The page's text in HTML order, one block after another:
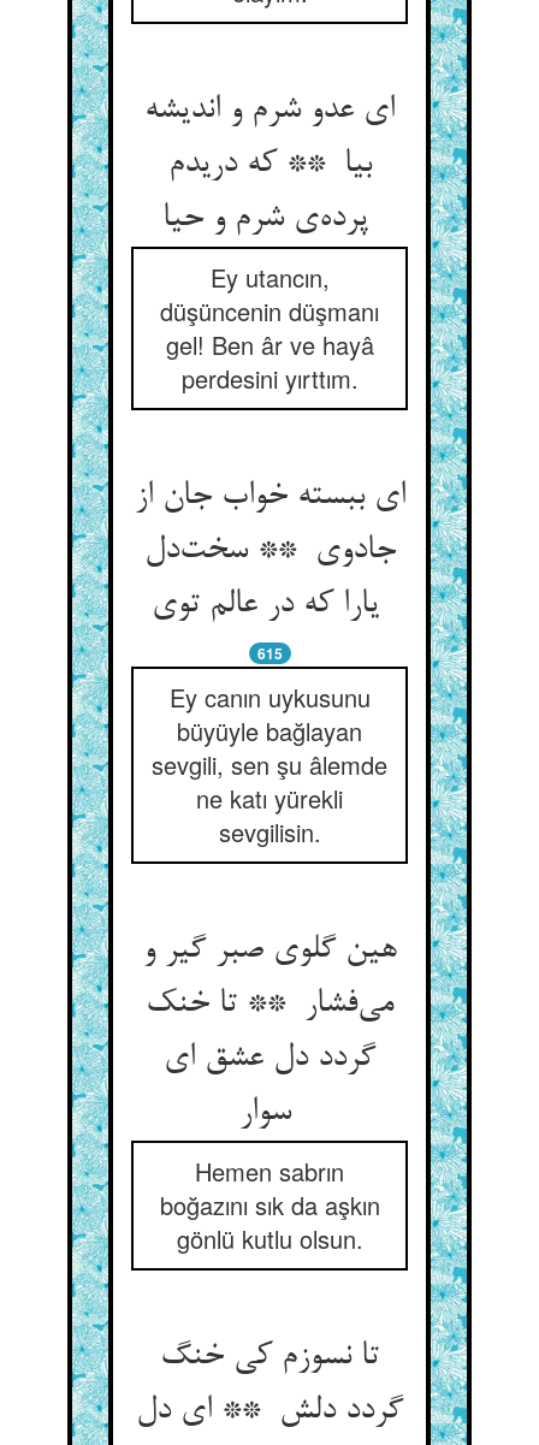
ای عدو شرم و اندیشه
بیا ** که دریدم
پرده‌ی شرم و حیا
Ey utancın,
düşüncenin düşmanı
gel! Ben âr ve hayâ
perdesini yırttım.
ای ببسته خواب جان از
جادوی ** سخت‌دل
یارا که در عالم توی
615
Ey canın uykusunu
büyüyle bağlayan
sevgili, sen şu âlemde
ne katı yürekli
sevgilisin.
هین گلوی صبر گیر و
می‌فشار ** تا خنک
گردد دل عشق ای
سوار
Hemen sabrın
boğazını sık da aşkın
gönlü kutlu olsun.
تا نسوزم کی خنگ
گردد دلش ** ای دل